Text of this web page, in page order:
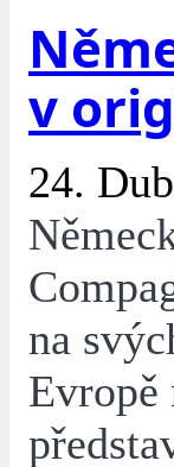
v
24.
na
Evropě